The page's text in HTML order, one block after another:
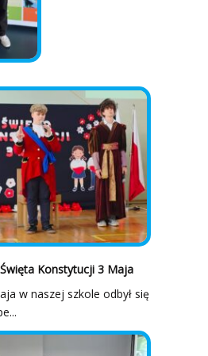
Konstytucji 3 Maja
w naszej szkole odbył się